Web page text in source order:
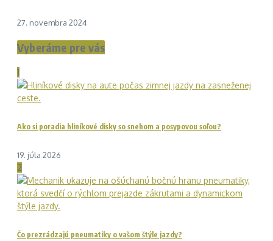
27. novembra 2024
Vyberáme pre vás
1
Ako si poradia hliníkové disky so snehom a posypovou soľou?
19. júla 2026
2
Čo prezrádzajú pneumatiky o vašom štýle jazdy?